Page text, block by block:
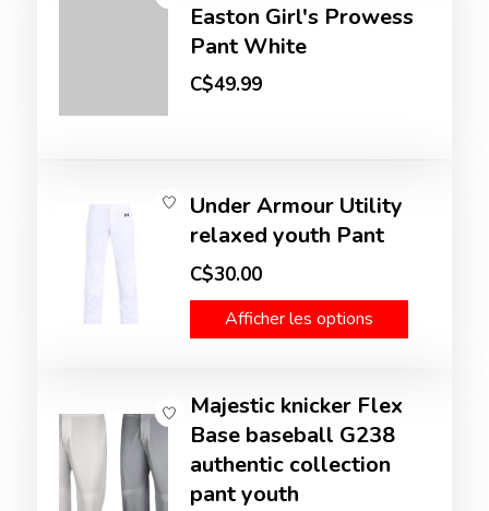
Easton Girl's Prowess
Pant White
C$49.99
Under Armour Utility
relaxed youth Pant
C$30.00
Afficher les options
Majestic knicker Flex
Base baseball G238
authentic collection
pant youth